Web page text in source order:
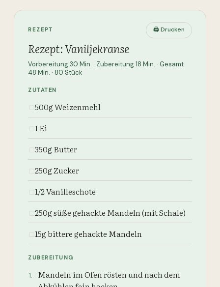
REZEPT 🖨 Drucken
Rezept: Vaniljekranse
Vorbereitung 30 Min. · Zubereitung 18 Min. · Gesamt
48 Min. · 80 Stück
ZUTATEN
☐500g Weizenmehl
☐1 Ei
☐350g Butter
☐250g Zucker
☐1/2 Vanilleschote
☐250g süße gehackte Mandeln (mit Schale)
☐15g bittere gehackte Mandeln
ZUBEREITUNG
1.
Mandeln im Ofen rösten und nach dem